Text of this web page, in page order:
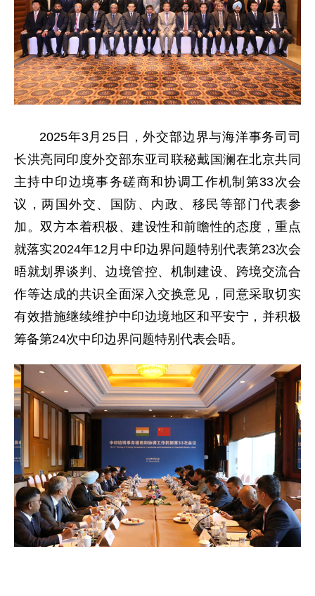
2025年3月25日，外交部边界与海洋事务司司
长洪亮同印度外交部东亚司联秘戴国澜在北京共同
主持中印边境事务磋商和协调工作机制第33次会
议，两国外交、国防、内政、移民等部门代表参
加。双方本着积极、建设性和前瞻性的态度，重点
就落实2024年12月中印边界问题特别代表第23次会
晤就划界谈判、边境管控、机制建设、跨境交流合
作等达成的共识全面深入交换意见，同意采取切实
有效措施继续维护中印边境地区和平安宁，并积极
筹备第24次中印边界问题特别代表会晤。